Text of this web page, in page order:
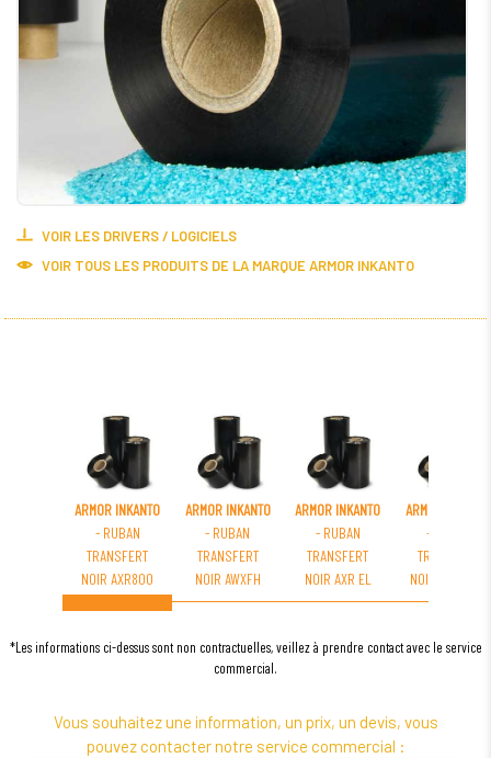
VOIR LES DRIVERS / LOGICIELS
VOIR TOUS LES PRODUITS DE LA MARQUE ARMOR INKANTO
ARMOR INKANTO
- RUBAN
TRANSFERT
NOIR AXR800
ARMOR INKANTO
- RUBAN
TRANSFERT
NOIR AWXFH
ARMOR INKANTO
- RUBAN
TRANSFERT
NOIR AXR EL
ARMOR INKANTO
- RUBAN
TRANSFERT
NOIR APR 600
*Les informations ci-dessus sont non contractuelles, veillez à prendre contact avec le service
commercial.
Vous souhaitez une information, un prix, un devis, vous
pouvez contacter notre service commercial :